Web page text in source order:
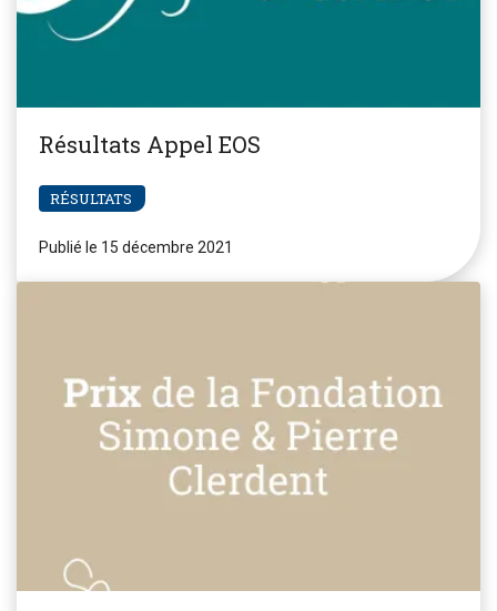
Résultats Appel EOS
RÉSULTATS
Publié le 15 décembre 2021